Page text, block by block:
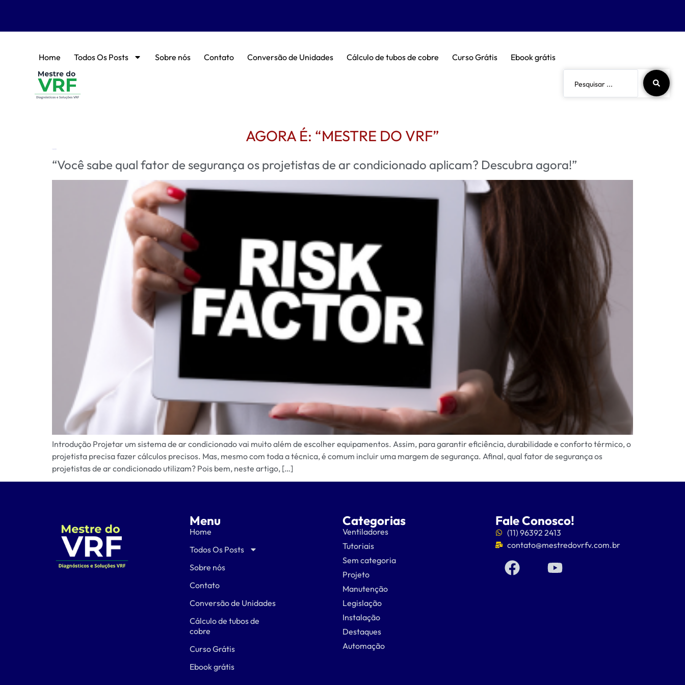
Home Todos Os Posts Sobre nós Contato Conversão de Unidades Cálculo de tubos de cobre Curso Grátis Ebook grátis
AGORA É: “MESTRE DO VRF”
“Você sabe qual fator de segurança os projetistas de ar condicionado aplicam? Descubra agora!”
Introdução Projetar um sistema de ar condicionado vai muito além de escolher equipamentos. Assim, para garantir eficiência, durabilidade e conforto térmico, o
projetista precisa fazer cálculos precisos. Mas, mesmo com toda a técnica, é comum incluir uma margem de segurança. Afinal, qual fator de segurança os
projetistas de ar condicionado utilizam? Pois bem, neste artigo, […]
Menu
Home
Todos Os Posts
Sobre nós
Contato
Conversão de Unidades
Cálculo de tubos de
cobre
Curso Grátis
Ebook grátis
Categorias
Ventiladores
Tutoriais
Sem categoria
Projeto
Manutenção
Legislação
Instalação
Destaques
Automação
Fale Conosco!
(11) 96392 2413
contato@mestredovrfv.com.br